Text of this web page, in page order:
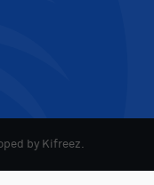
by Kifreez.